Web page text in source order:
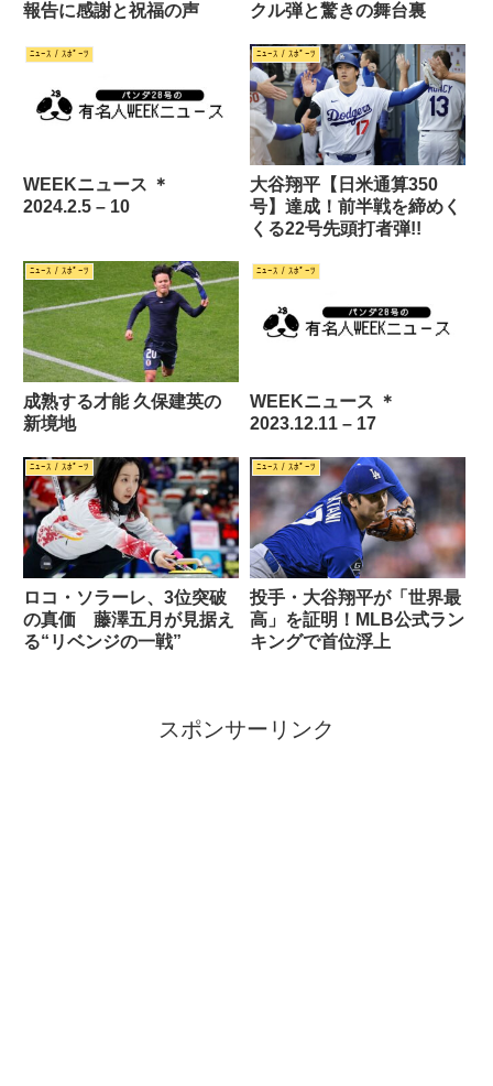
報告に感謝と祝福の声
クル弾と驚きの舞台裏
ﾆｭｰｽ / ｽﾎﾟｰﾂ
WEEKニュース ＊
2024.2.5 – 10
ﾆｭｰｽ / ｽﾎﾟｰﾂ
大谷翔平【日米通算350
号】達成！前半戦を締めく
くる22号先頭打者弾!!
ﾆｭｰｽ / ｽﾎﾟｰﾂ
成熟する才能 久保建英の
新境地
ﾆｭｰｽ / ｽﾎﾟｰﾂ
WEEKニュース ＊
2023.12.11 – 17
ﾆｭｰｽ / ｽﾎﾟｰﾂ
ロコ・ソラーレ、3位突破
の真価 藤澤五月が見据え
る“リベンジの一戦”
ﾆｭｰｽ / ｽﾎﾟｰﾂ
投手・大谷翔平が「世界最
高」を証明！MLB公式ラン
キングで首位浮上
スポンサーリンク